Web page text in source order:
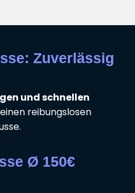
Zuverlässig
und schnellen
reibungslosen
Ø 150€